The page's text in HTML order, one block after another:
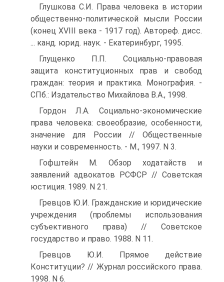
Глушкова С.И. Права человека в истории
общественно-политической мысли России
(конец XVIII века - 1917 год). Автореф. дисс.
... канд. юрид. наук. - Екатеринбург, 1995.
Глущенко П.П. Социально-правовая
защита конституционных прав и свобод
граждан: теория и практика. Монография. -
СПб.: Издательство Михайлова В.А., 1998.
Гордон Л.А. Социально-экономические
права человека: своеобразие, особенности,
значение для России // Общественные
науки и современность. - М., 1997. N 3.
Гофштейн М. Обзор ходатайств и
заявлений адвокатов РСФСР // Советская
юстиция. 1989. N 21.
Гревцов Ю.И. Гражданские и юридические
учреждения (проблемы использования
субъективного права) // Советское
государство и право. 1988. N 11.
Гревцов Ю.И. Прямое действие
Конституции? // Журнал российского права.
1998. N 6.